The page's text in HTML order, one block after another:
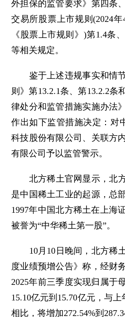
外担保的监管要求》第四条
交易所股票上市规则(2024
《股票上市规则》)第1.4条
等相关规定。
鉴于上述违规事实和情节
则》第13.2.1条、第13.2.2条
律处分和监管措施实施办法
作出如下监管措施决定：对
科技股份有限公司、关联方
有限公司予以监管警示。
北方稀土官网显示，北方
是中国稀土工业的起源，总
1997年中国北方稀土在上海
被誉为“中华稀土第一股”。
10月10日晚间，北方稀土
度业绩预增公告》称，经财
2025年前三季度实现归属于
15.10亿元到15.70亿元，与
相比，将增加272.54%到